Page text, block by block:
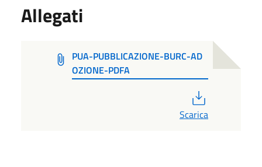
Allegati
PUA-PUBBLICAZIONE-BURC-AD
OZIONE-PDFA
Scarica